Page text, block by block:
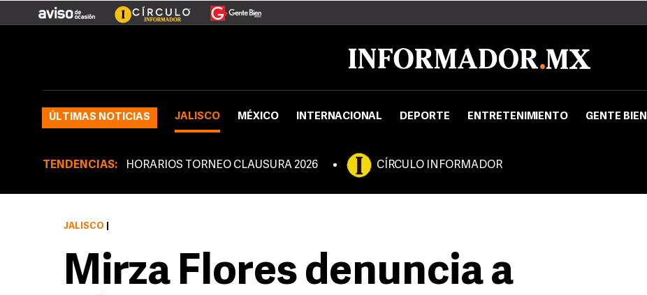
ÚLTIMAS NOTICIAS JALISCO MÉXICO INTERNACIONAL DEPORTE ENTRETENIMIENTO GENTE BIEN
TENDENCIAS: HORARIOS TORNEO CLAUSURA 2026 CÍRCULO INFORMADOR
JALISCO
Mirza Flores denuncia a